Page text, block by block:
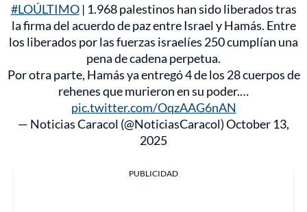
#LOÚLTIMO| 1.968 palestinos han sido liberados tras
la firma del acuerdo de paz entre Israel y Hamás. Entre
los liberados por las fuerzas israelíes 250 cumplían una
pena de cadena perpetua.
Por otra parte, Hamás ya entregó 4 de los 28 cuerpos de
rehenes que murieron en su poder.…
pic.twitter.com/OqzAAG6nAN
— Noticias Caracol (@NoticiasCaracol)October 13,
2025
PUBLICIDAD